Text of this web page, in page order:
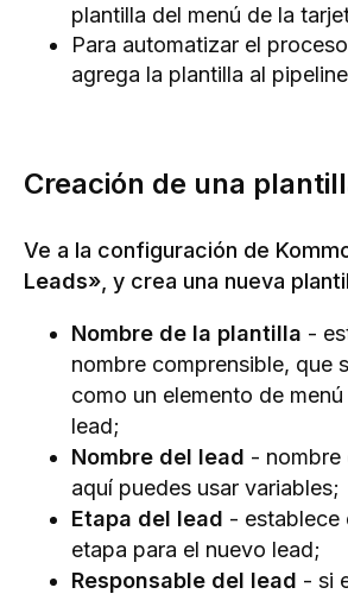
plantilla del menú de la
Para automatizar el
agrega la plantilla al
Creación de una
Ve a la configuración de
Leads» , y crea una nueva
Nombre de la plantilla -
nombre comprensible, que
como un elemento de
lead;
Nombre del lead - nombre
aquí puedes usar variables;
Etapa del lead - establece
etapa para el nuevo lead;
Responsable del lead - si